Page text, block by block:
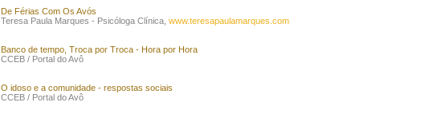
De Férias Com Os Avós
Teresa Paula Marques - Psicóloga Clínica, www.teresapaulamarques.com
Banco de tempo, Troca por Troca - Hora por Hora
CCEB / Portal do Avô
O idoso e a comunidade - respostas sociais
CCEB / Portal do Avô